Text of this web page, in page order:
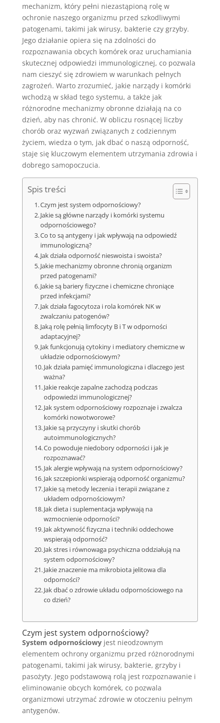
mechanizm, który pełni niezastąpioną rolę w
ochronie naszego organizmu przed szkodliwymi
patogenami, takimi jak wirusy, bakterie czy grzyby.
Jego działanie opiera się na zdolności do
rozpoznawania obcych komórek oraz uruchamiania
skutecznej odpowiedzi immunologicznej, co pozwala
nam cieszyć się zdrowiem w warunkach pełnych
zagrożeń. Warto zrozumieć, jakie narządy i komórki
wchodzą w skład tego systemu, a także jak
różnorodne mechanizmy obronne działają na co
dzień, aby nas chronić. W obliczu rosnącej liczby
chorób oraz wyzwań związanych z codziennym
życiem, wiedza o tym, jak dbać o naszą odporność,
staje się kluczowym elementem utrzymania zdrowia i
dobrego samopoczucia.
Spis treści
Czym jest system odpornościowy?
Jakie są główne narządy i komórki systemu
odpornościowego?
Co to są antygeny i jak wpływają na odpowiedź
immunologiczną?
Jak działa odporność nieswoista i swoista?
Jakie mechanizmy obronne chronią organizm
przed patogenami?
Jakie są bariery fizyczne i chemiczne chroniące
przed infekcjami?
Jak działa fagocytoza i rola komórek NK w
zwalczaniu patogenów?
Jaką rolę pełnią limfocyty B i T w odporności
adaptacyjnej?
Jak funkcjonują cytokiny i mediatory chemiczne w
układzie odpornościowym?
Jak działa pamięć immunologiczna i dlaczego jest
ważna?
Jakie reakcje zapalne zachodzą podczas
odpowiedzi immunologicznej?
Jak system odpornościowy rozpoznaje i zwalcza
komórki nowotworowe?
Jakie są przyczyny i skutki chorób
autoimmunologicznych?
Co powoduje niedobory odporności i jak je
rozpoznawać?
Jak alergie wpływają na system odpornościowy?
Jak szczepionki wspierają odporność organizmu?
Jakie są metody leczenia i terapii związane z
układem odpornościowym?
Jak dieta i suplementacja wpływają na
wzmocnienie odporności?
Jak aktywność fizyczna i techniki oddechowe
wspierają odporność?
Jak stres i równowaga psychiczna oddziałują na
system odpornościowy?
Jakie znaczenie ma mikrobiota jelitowa dla
odporności?
Jak dbać o zdrowie układu odpornościowego na
co dzień?
Czym jest system odpornościowy?
System odpornościowyjest nieodzownym
elementem ochrony organizmu przed różnorodnymi
patogenami, takimi jak wirusy, bakterie, grzyby i
pasożyty. Jego podstawową rolą jest rozpoznawanie i
eliminowanie obcych komórek, co pozwala
organizmowi utrzymać zdrowie w otoczeniu pełnym
antygenów.